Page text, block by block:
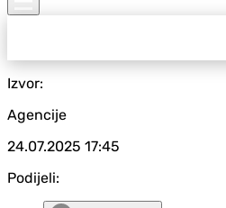
Izvor:
Agencije
24.07.2025 17:45
Podijeli: